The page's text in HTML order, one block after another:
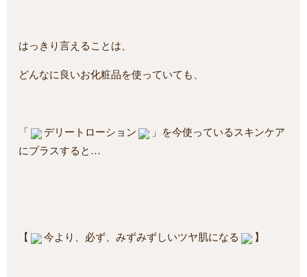
はっきり言えることは、
どんなに良いお化粧品を使っていても、
「 デリートローション
」を今使っているスキンケア
にプラスすると…
【 今より、必ず、みずみずしいツヤ肌になる 】